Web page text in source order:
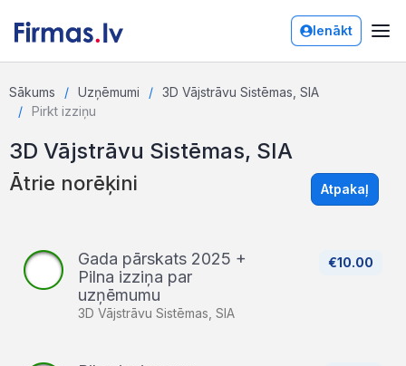
Ienākt
Sākums Uzņēmumi
3D Vājstrāvu Sistēmas, SIA
Pirkt izziņu
3D Vājstrāvu Sistēmas, SIA
Ātrie norēķini Atpakaļ
€10.00
Gada pārskats 2025 +
Pilna izziņa par
uzņēmumu
3D Vājstrāvu Sistēmas, SIA